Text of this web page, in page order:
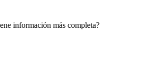
información más completa?